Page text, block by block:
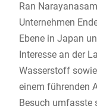
Ran
Unternehmen
Ebene in Japan
Interesse an der
Wasserstoff
einem führenden
Besuch umfasste